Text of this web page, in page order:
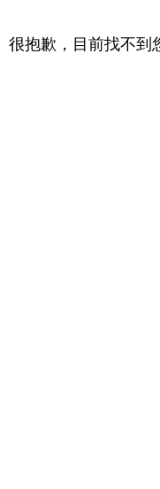
很抱歉，目前找不到